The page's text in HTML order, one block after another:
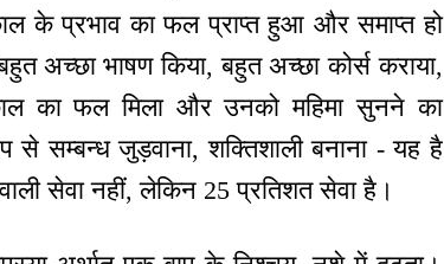
के प्रभाव का फल प्राप्त हुआ और समाप्त हो
अच्छा भाषण किया, बहुत अच्छा कोर्स कराया,
का फल मिला और उनको महिमा सुनने का
सम्बन्ध जुड़वाना, शक्तिशाली बनाना - यह है
सेवा नहीं, लेकिन 25 प्रतिशत सेवा है।